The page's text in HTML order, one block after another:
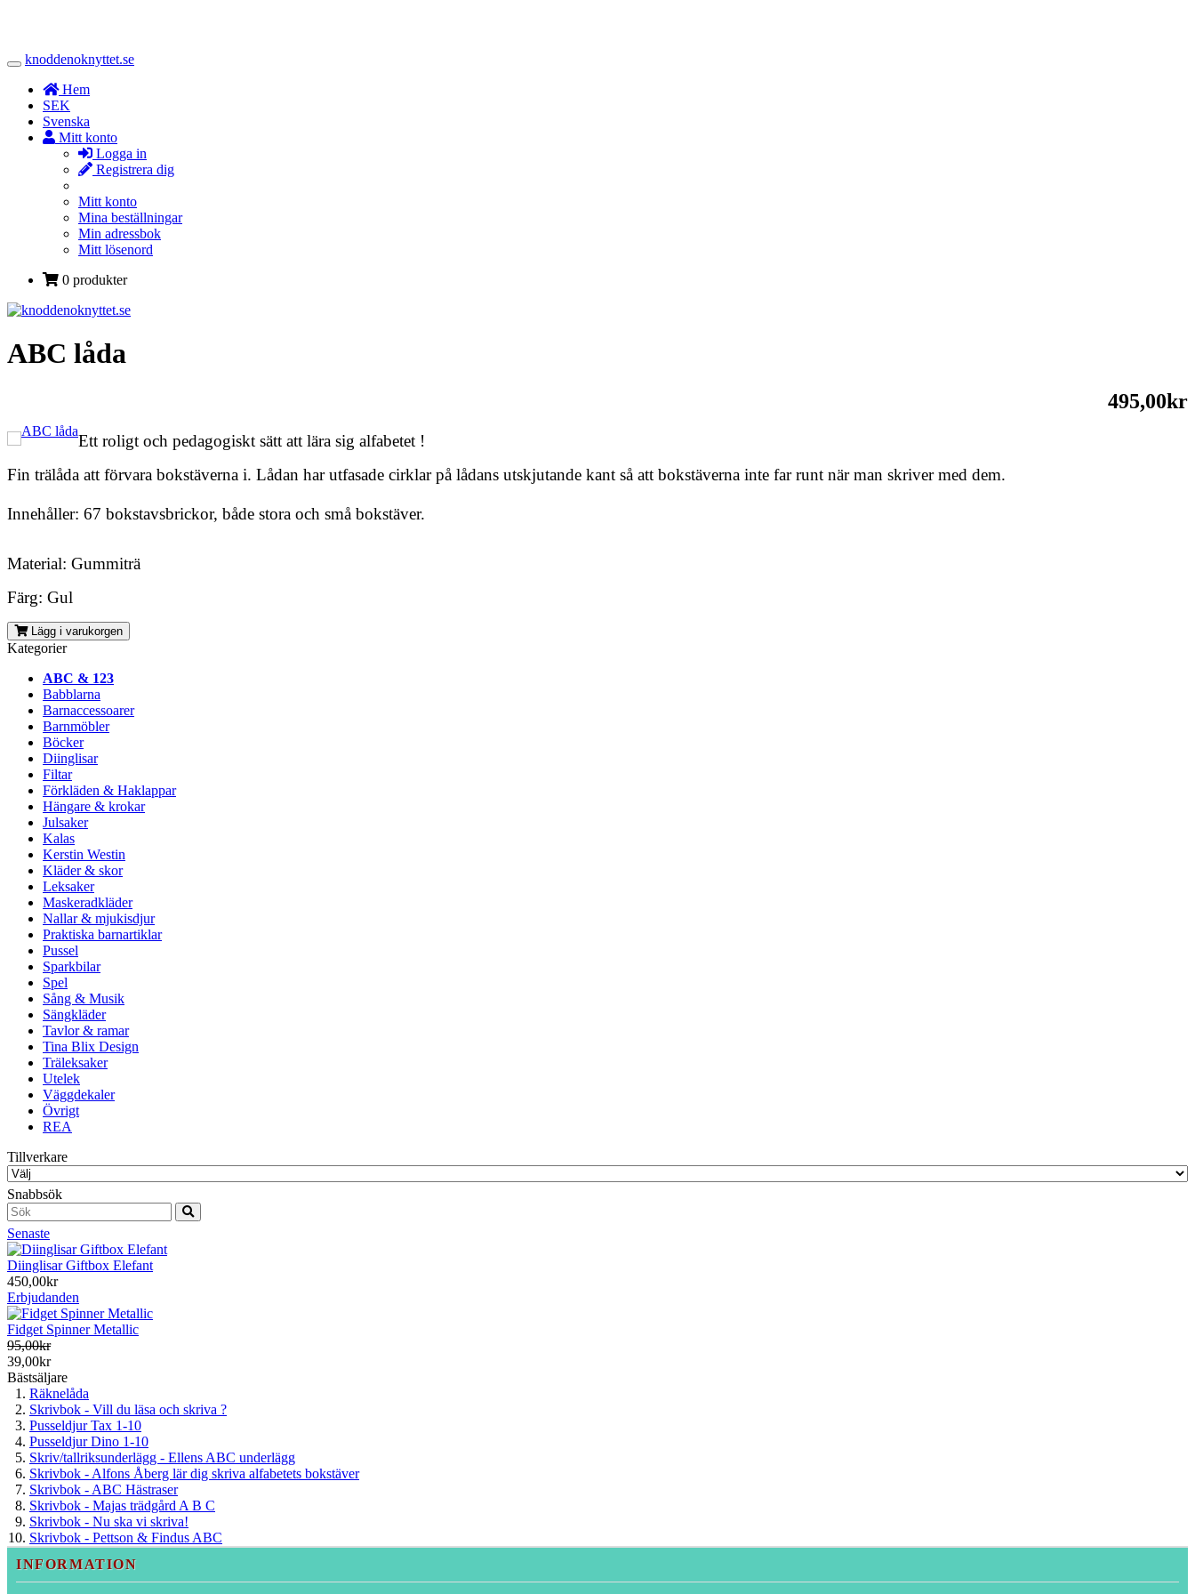
Toggle
Navigation
knoddenoknyttet.se
Hem
SEK
Svenska
Mitt konto
Logga in
Registrera dig
Mitt konto
Mina beställningar
Min adressbok
Mitt lösenord
0 produkter
ABC låda
495,00kr
Ett roligt och pedagogiskt sätt att lära sig alfabetet !
Fin trälåda att förvara bokstäverna i. Lådan har utfasade cirklar på lådans utskjutande kant så att bokstäverna inte far runt när man skriver med dem.
Innehåller: 67 bokstavsbrickor, både stora och små bokstäver.
Material: Gummiträ
Färg: Gul
Lägg i varukorgen
Kategorier
ABC & 123
Babblarna
Barnaccessoarer
Barnmöbler
Böcker
Diinglisar
Filtar
Förkläden & Haklappar
Hängare & krokar
Julsaker
Kalas
Kerstin Westin
Kläder & skor
Leksaker
Maskeradkläder
Nallar & mjukisdjur
Praktiska barnartiklar
Pussel
Sparkbilar
Spel
Sång & Musik
Sängkläder
Tavlor & ramar
Tina Blix Design
Träleksaker
Utelek
Väggdekaler
Övrigt
REA
Tillverkare
Snabbsök
Senaste
Diinglisar Giftbox Elefant
450,00kr
Erbjudanden
Fidget Spinner Metallic
95,00kr
39,00kr
Bästsäljare
Räknelåda
Skrivbok - Vill du läsa och skriva ?
Pusseldjur Tax 1-10
Pusseldjur Dino 1-10
Skriv/tallriksunderlägg - Ellens ABC underlägg
Skrivbok - Alfons Åberg lär dig skriva alfabetets bokstäver
Skrivbok - ABC Hästraser
Skrivbok - Majas trädgård A B C
Skrivbok - Nu ska vi skriva!
Skrivbok - Pettson & Findus ABC
INFORMATION